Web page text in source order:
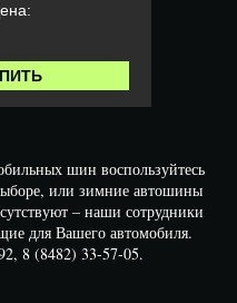
шин воспользуйтесь
или зимние автошины
– наши сотрудники
для Вашего автомобиля.
8 (8482) 33-57-05.